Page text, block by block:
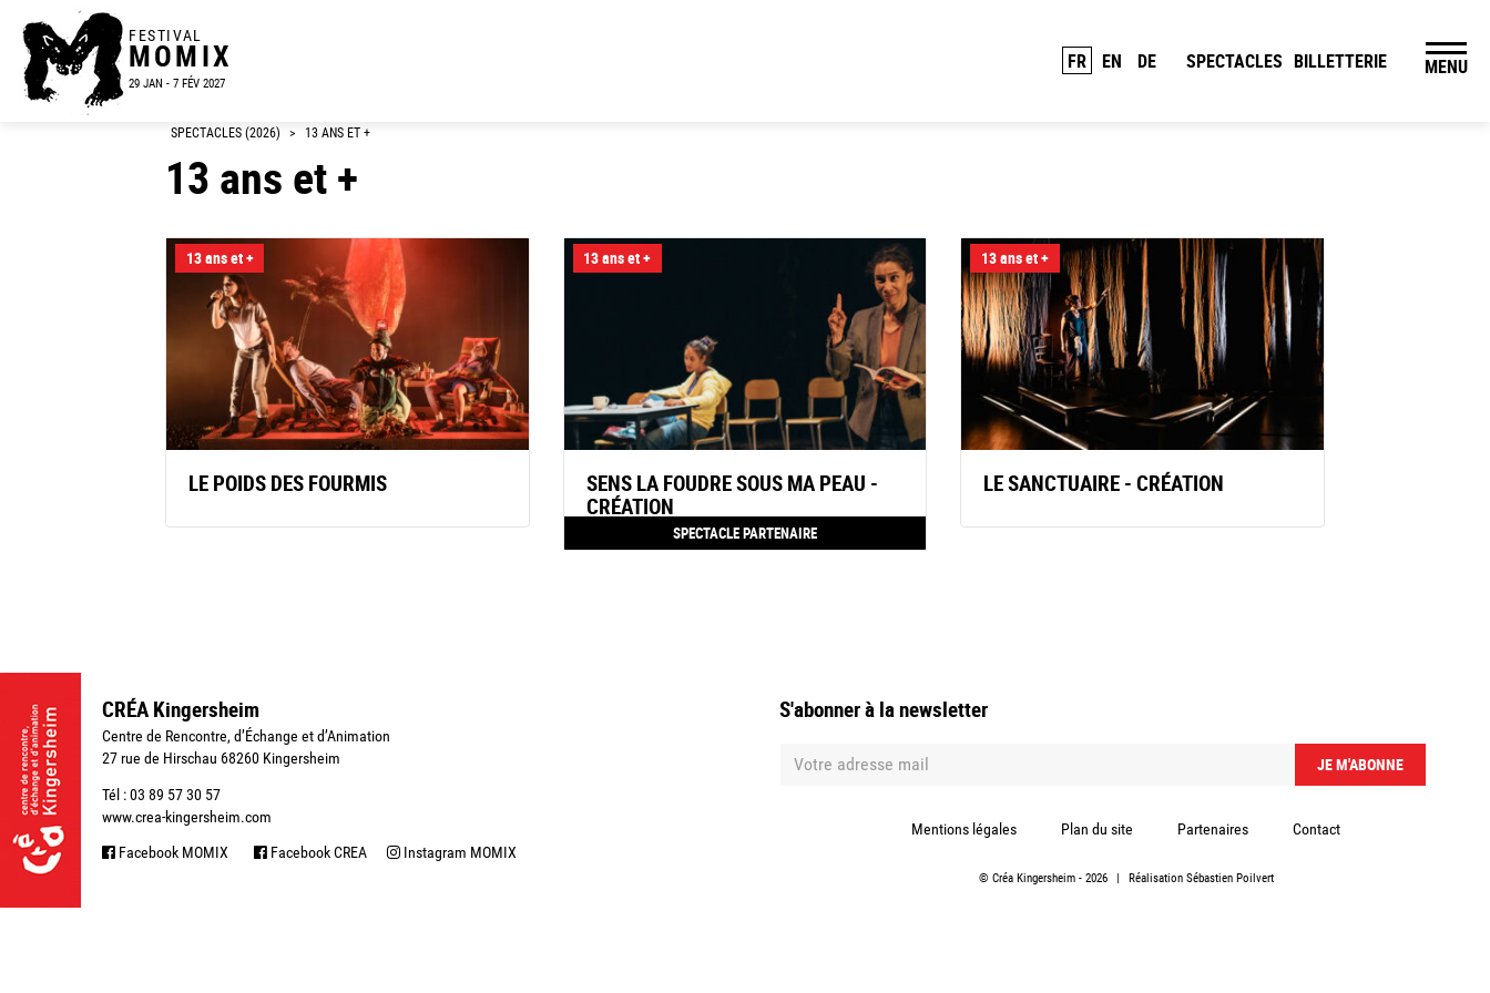
FESTIVAL
MOMIX
29 JAN - 7 FÉV 2027
FR EN DE SPECTACLES BILLETTERIE MENU
SPECTACLES (2026) > 13 ANS ET +
13 ans et +
13 ans et +
LE POIDS DES FOURMIS
13 ans et +
SENS LA FOUDRE SOUS MA PEAU -
CRÉATION
SPECTACLE PARTENAIRE
13 ans et +
LE SANCTUAIRE - CRÉATION
CRÉA Kingersheim
Centre de Rencontre, d’Échange et d’Animation
27 rue de Hirschau 68260 Kingersheim
Tél : 03 89 57 30 57
www.crea-kingersheim.com
Facebook MOMIX Facebook CREA Instagram MOMIX
S'abonner à la newsletter
Mentions légales Plan du site Partenaires Contact
© Créa Kingersheim- 2026 | Réalisation Sébastien Poilvert